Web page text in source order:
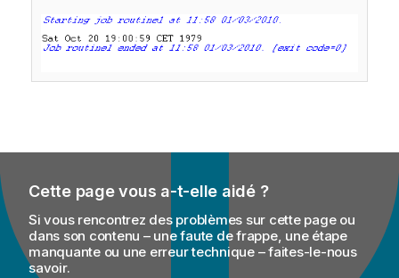
Cette page vous a-t-elle aidé ?
Si vous rencontrez des problèmes sur cette page ou
dans son contenu – une faute de frappe, une étape
manquante ou une erreur technique – faites-le-nous
savoir.